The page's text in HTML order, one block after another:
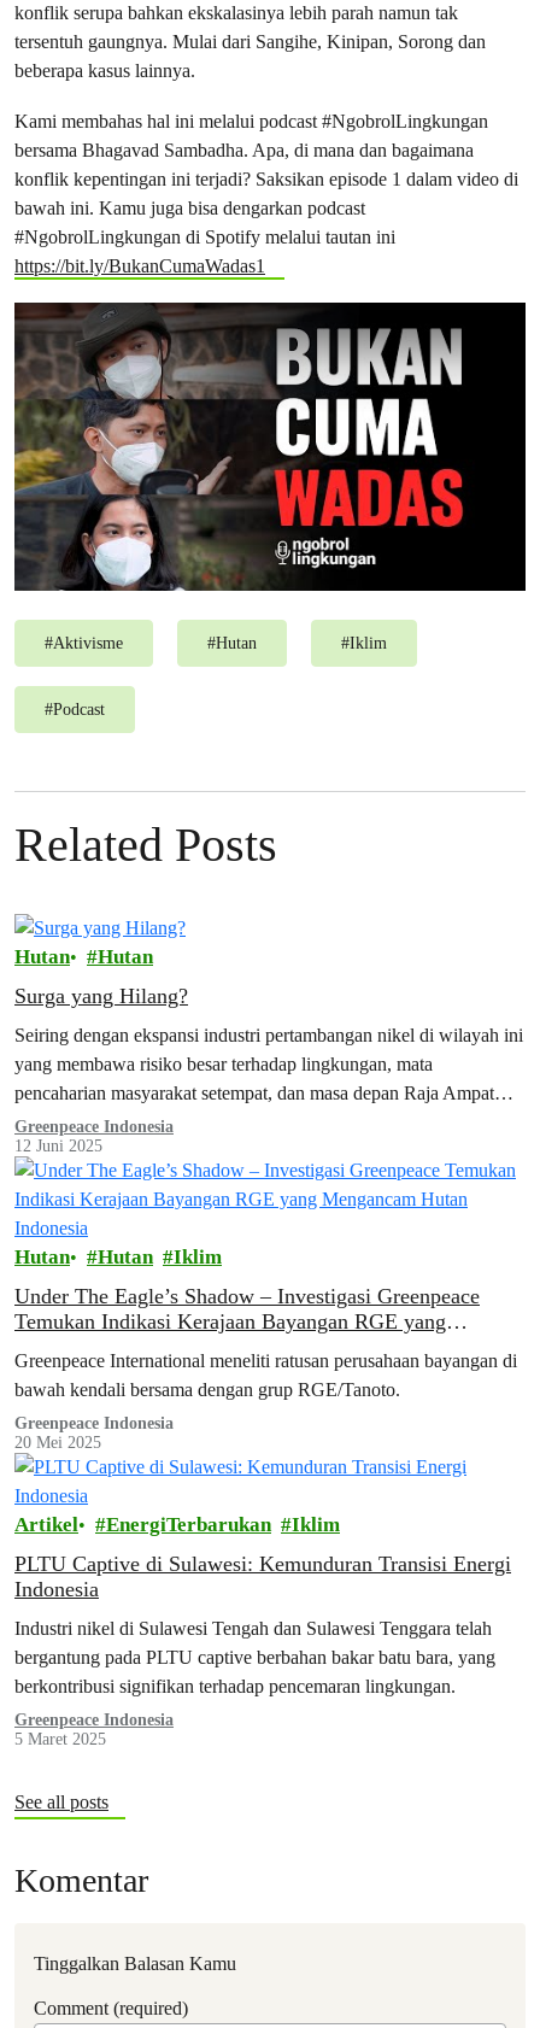
konflik serupa bahkan ekskalasinya lebih parah namun tak
tersentuh gaungnya. Mulai dari Sangihe, Kinipan, Sorong dan
beberapa kasus lainnya.
Kami membahas hal ini melalui podcast #NgobrolLingkungan
bersama Bhagavad Sambadha. Apa, di mana dan bagaimana
konflik kepentingan ini terjadi? Saksikan episode 1 dalam video di
bawah ini. Kamu juga bisa dengarkan podcast
#NgobrolLingkungan di Spotify melalui tautan ini
https://bit.ly/BukanCumaWadas1
#Aktivisme #Hutan #Iklim
#Podcast
Related Posts
Hutan Hutan
Surga yang Hilang?
Seiring dengan ekspansi industri pertambangan nikel di wilayah ini
yang membawa risiko besar terhadap lingkungan, mata
pencaharian masyarakat setempat, dan masa depan Raja Ampat
sebagai destinasi wisata. Aktivitas pertambangan nikel berisiko
menyebabkan kerusakan yang tidak dapat dipulihkan pada
terumbu karang dan habitat daratan melalui deforestasi,
sedimentasi, dan polusi.
Greenpeace Indonesia
12 Juni 2025
Hutan Hutan Iklim
Under The Eagle’s Shadow – Investigasi Greenpeace
Temukan Indikasi Kerajaan Bayangan RGE yang
Greenpeace International meneliti ratusan perusahaan bayangan di
bawah kendali bersama dengan grup RGE/Tanoto.
Greenpeace Indonesia
20 Mei 2025
Artikel EnergiTerbarukan Iklim
PLTU Captive di Sulawesi: Kemunduran Transisi Energi
Indonesia
Industri nikel di Sulawesi Tengah dan Sulawesi Tenggara telah
bergantung pada PLTU captive berbahan bakar batu bara, yang
berkontribusi signifikan terhadap pencemaran lingkungan.
Greenpeace Indonesia
5 Maret 2025
See all posts
Komentar
Tinggalkan Balasan Kamu
Comment (required)